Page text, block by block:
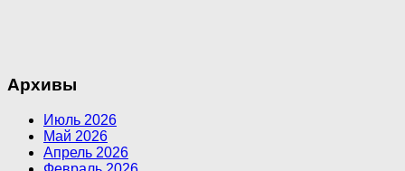
Архивы
Июль 2026
Май 2026
Апрель 2026